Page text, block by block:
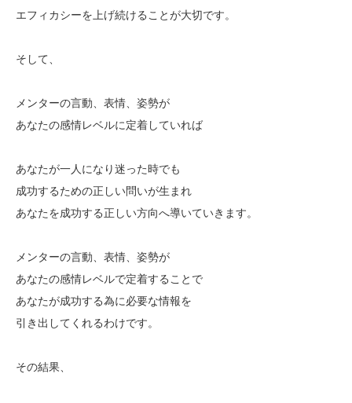
エフィカシーを上げ続けることが大切です。
そして、
メンターの言動、表情、姿勢が
あなたの感情レベルに定着していれば
あなたが一人になり迷った時でも
成功するための正しい問いが生まれ
あなたを成功する正しい方向へ導いていきます。
メンターの言動、表情、姿勢が
あなたの感情レベルで定着することで
あなたが成功する為に必要な情報を
引き出してくれるわけです。
その結果、